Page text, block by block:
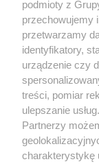
Pogoń
przyniósł
podmioty z
przechowujemy
przetwarzamy
identyfikatory,
urządzenie czy
treści, pomiar
ulepszanie
Partnerzy
charakterystykę